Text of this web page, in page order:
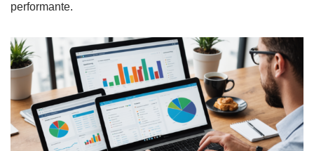
performante.